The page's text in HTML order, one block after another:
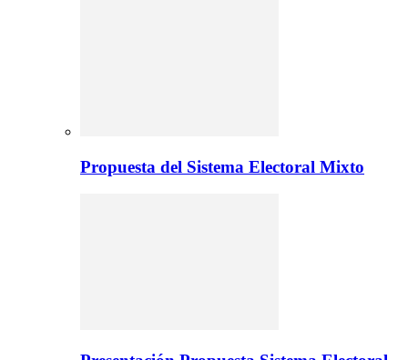
Propuesta del Sistema Electoral Mixto